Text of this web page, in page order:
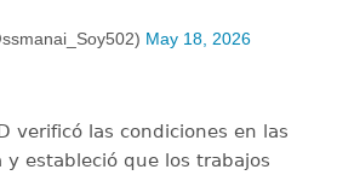
May 18, 2026
verificó las condiciones en las
y estableció que los trabajos